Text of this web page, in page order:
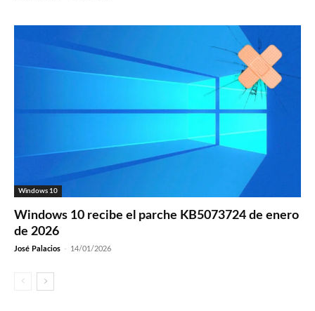
Windows 10
Windows 10 recibe el parche KB5073724 de enero
de 2026
José Palacios - 14/01/2026